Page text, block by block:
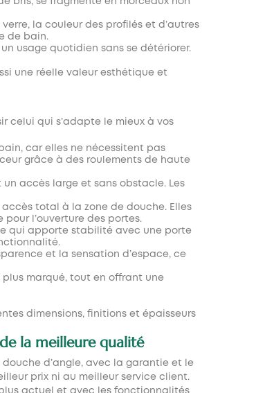
la couleur des profilés et d’autres
de bain.
usage quotidien sans se détériorer.
une réelle valeur esthétique et
celui qui s’adapte le mieux à vos
car elles ne nécessitent pas
grâce à des roulements de haute
accès large et sans obstacle. Les
total à la zone de douche. Elles
l’ouverture des portes.
qui apporte stabilité avec une porte
et la sensation d’espace, ce
marqué, tout en offrant une
dimensions, finitions et épaisseurs
la meilleure qualité
d’angle, avec la garantie et le
prix ni au meilleur service client.
actuel et avec les fonctionnalités